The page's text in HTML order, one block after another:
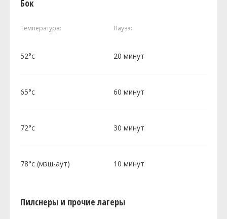
Бок
Температура: Пауза:
52°c 20 минут
65°c 60 минут
72°c 30 минут
78°c (мэш-аут) 10 минут
Пилснеры и прочие лагеры